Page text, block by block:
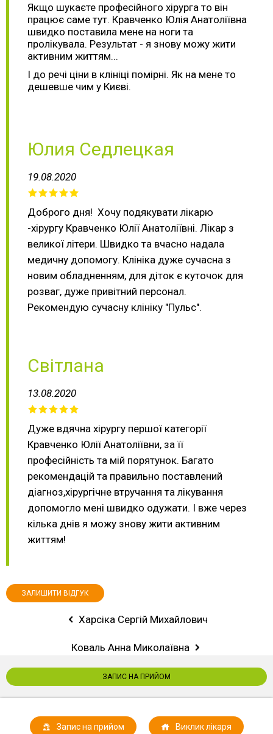
Якщо шукаєте професійного хірурга то він
працює саме тут. Кравченко Юлія Анатоліївна
швидко поставила мене на ноги та
пролікувала. Результат - я знову можу жити
активним життям...
І до речі ціни в клініці помірні. Як на мене то
дешевше чим у Києві.
Юлия Седлецкая
19.08.2020
Доброго дня! Хочу подякувати лікарю
-хірургу Кравченко Юлії Анатоліївні. Лікар з
великої літери. Швидко та вчасно надала
медичну допомогу. Клініка дуже сучасна з
новим обладненням, для діток є куточок для
розваг, дуже привітний персонал.
Рекомендую сучасну клініку "Пульс".
Світлана
13.08.2020
Дуже вдячна хірургу першої категорії
Кравченко Юлії Анатоліївни, за її
професійність та мій порятунок. Багато
рекомендацій та правильно поставлений
діагноз,хірургічне втручання та лікування
допомогло мені швидко одужати. І вже через
кілька днів я можу знову жити активним
життям!
ЗАЛИШИТИ ВІДГУК
Харсіка Сергій Михайлович
Коваль Анна Миколаївна
ЗАПИС НА ПРИЙОМ
Запис на прийом Виклик лікаря